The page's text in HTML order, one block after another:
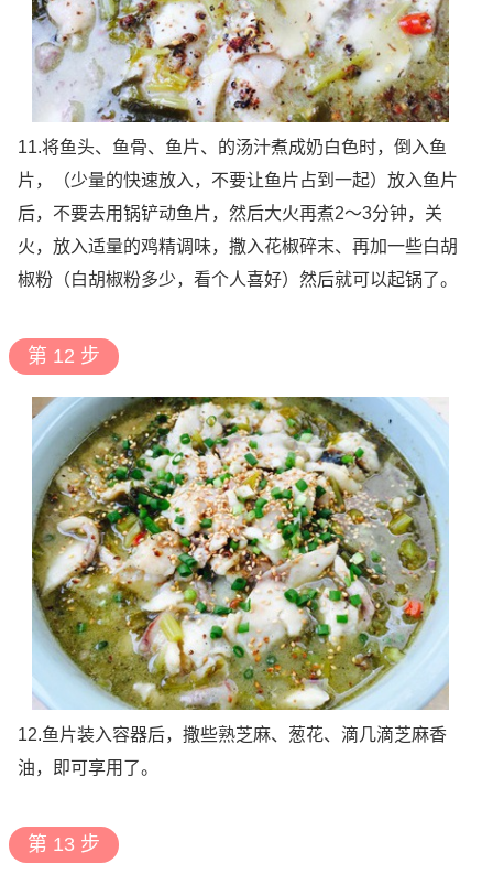
11.将鱼头、鱼骨、鱼片、的汤汁煮成奶白色时，倒入鱼
片，（少量的快速放入，不要让鱼片占到一起）放入鱼片
后，不要去用锅铲动鱼片，然后大火再煮2～3分钟，关
火，放入适量的鸡精调味，撒入花椒碎末、再加一些白胡
椒粉（白胡椒粉多少，看个人喜好）然后就可以起锅了。
第 12 步
12.鱼片装入容器后，撒些熟芝麻、葱花、滴几滴芝麻香
油，即可享用了。
第 13 步